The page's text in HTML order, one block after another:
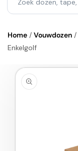
Home / Vouwdozen /
Enkelgolf
direct naar